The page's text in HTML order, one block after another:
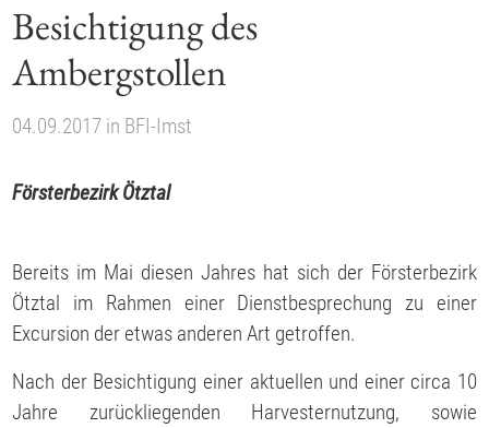
Besichtigung des
Ambergstollen
04.09.2017 in BFI-Imst
Försterbezirk Ötztal
Bereits im Mai diesen Jahres hat sich der Försterbezirk
Ötztal im Rahmen einer Dienstbesprechung zu einer
Excursion der etwas anderen Art getroffen.
Nach der Besichtigung einer aktuellen und einer circa 10
Jahre zurückliegenden Harvesternutzung, sowie